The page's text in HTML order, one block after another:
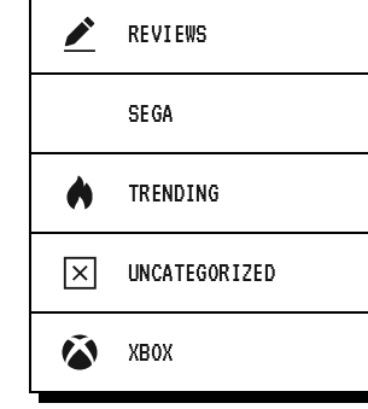
REVIEWS
SEGA
TRENDING
UNCATEGORIZED
XBOX